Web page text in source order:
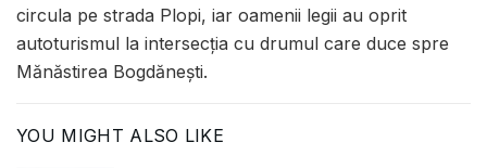
circula pe strada Plopi, iar oamenii legii au oprit
autoturismul la intersecția cu drumul care duce spre
Mănăstirea Bogdănești.
YOU MIGHT ALSO LIKE